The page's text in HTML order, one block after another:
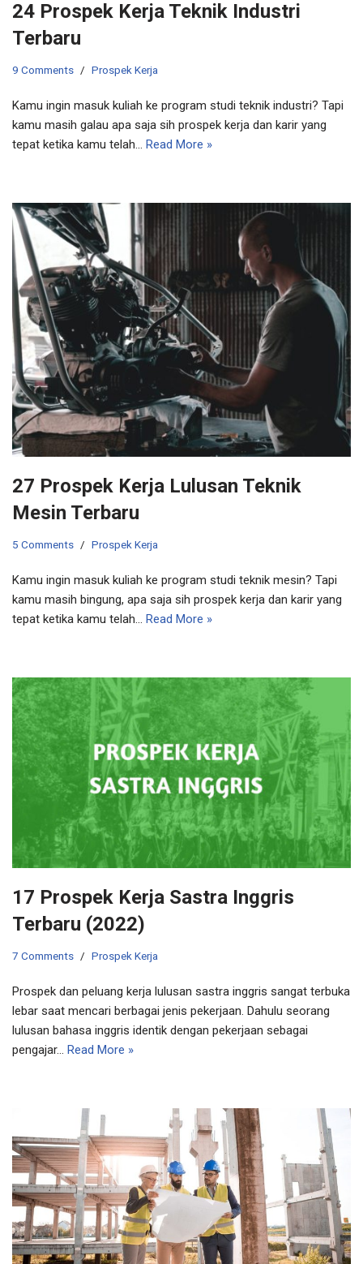
24 Prospek Kerja Teknik Industri
Terbaru
9 Comments Prospek Kerja
Kamu ingin masuk kuliah ke program studi teknik industri? Tapi
kamu masih galau apa saja sih prospek kerja dan karir yang
tepat ketika kamu telah… Read More »
27 Prospek Kerja Lulusan Teknik
Mesin Terbaru
5 Comments Prospek Kerja
Kamu ingin masuk kuliah ke program studi teknik mesin? Tapi
kamu masih bingung, apa saja sih prospek kerja dan karir yang
tepat ketika kamu telah… Read More »
17 Prospek Kerja Sastra Inggris
Terbaru (2022)
7 Comments Prospek Kerja
Prospek dan peluang kerja lulusan sastra inggris sangat terbuka
lebar saat mencari berbagai jenis pekerjaan. Dahulu seorang
lulusan bahasa inggris identik dengan pekerjaan sebagai
pengajar… Read More »